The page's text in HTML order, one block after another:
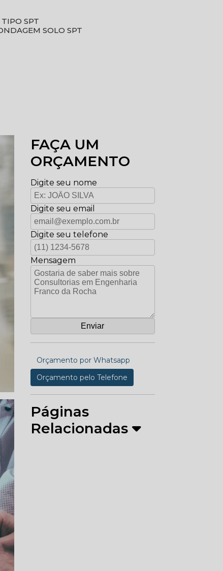
TIPO SPT
SOLO SPT
FAÇA UM
ORÇAMENTO
Digite seu nome
Digite seu email
Digite seu telefone
Mensagem
Orçamento por Whatsapp
Orçamento pelo Telefone
Páginas
Relacionadas